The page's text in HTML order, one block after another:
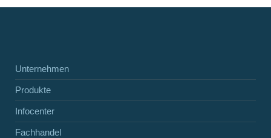
Unternehmen
Produkte
Infocenter
Fachhandel